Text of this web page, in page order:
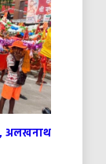
अलखनाथ